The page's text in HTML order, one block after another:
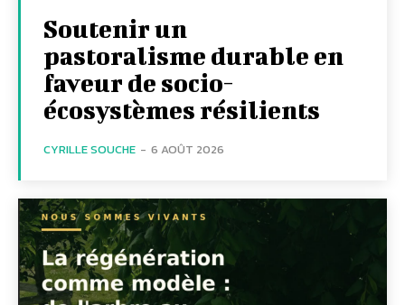
Soutenir un
pastoralisme durable en
faveur de socio-
écosystèmes résilients
CYRILLE SOUCHE - 6 AOÛT 2026